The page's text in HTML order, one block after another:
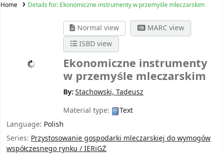
Home Details for: Ekonomiczne instrumenty w przemyśle mleczarskim
Normal view
MARC view
ISBD view
Ekonomiczne instrumenty
w przemyśle mleczarskim
By:Stachowski, Tadeusz
Material type:
Text
Language: Polish
Series: Przystosowanie gospodarki mleczarskiej do wymogów
współczesnego rynku / IERiGŻ